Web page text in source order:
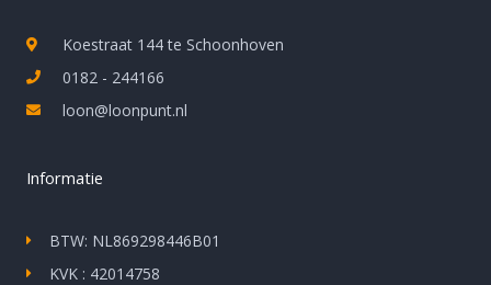
Koestraat 144 te Schoonhoven
0182 - 244166
loon@loonpunt.nl
Informatie
BTW: NL869298446B01
KVK : 42014758